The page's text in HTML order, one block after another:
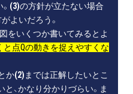
(3)の方針が立たない場合
よいだろう。
をいくつか書いてみるとよ
点Qの動きを捉えやすくな
か(2) までは正解したいとこ
、かなり分かりづらい。ま